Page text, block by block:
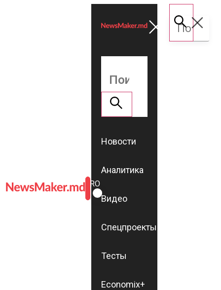
ROMÂNĂ
RU
Новости
Аналитика
Видео
Спецпроекты
Тесты
Economix+